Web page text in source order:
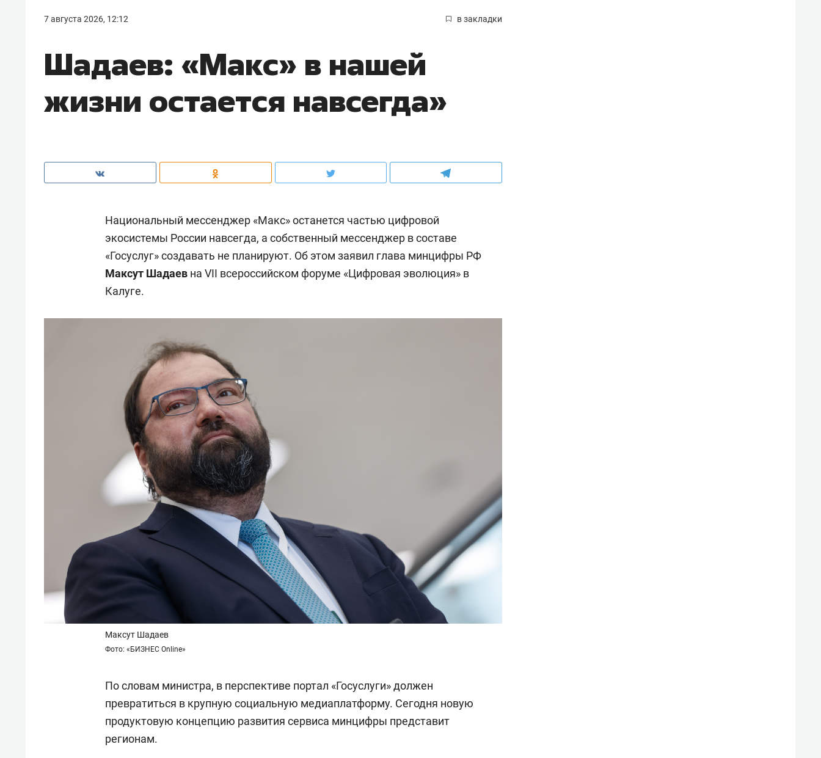
7 августа 2026, 12:12 в закладки
Шадаев: «Макс» в нашей
жизни остается навсегда»
Национальный мессенджер «Макс» останется частью цифровой
экосистемы России навсегда, а собственный мессенджер в составе
«Госуслуг» создавать не планируют. Об этом заявил глава минцифры РФ
Максут Шадаев на VII всероссийском форуме «Цифровая эволюция» в
Калуге.
Максут Шадаев
Фото: «БИЗНЕС Online»
По словам министра, в перспективе портал «Госуслуги» должен
превратиться в крупную социальную медиаплатформу. Сегодня новую
продуктовую концепцию развития сервиса минцифры представит
регионам.